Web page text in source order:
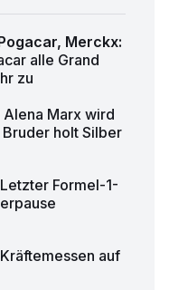
Merckx:
alle Grand
zu
Alena Marx wird
holt Silber
Letzter Formel-1-
Kräftemessen auf